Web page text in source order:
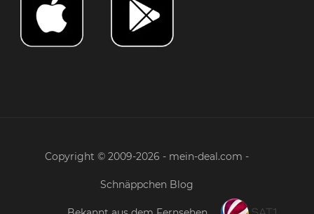
Copyright © 2009-2026 - mein-deal.com -
Schnäppchen Blog